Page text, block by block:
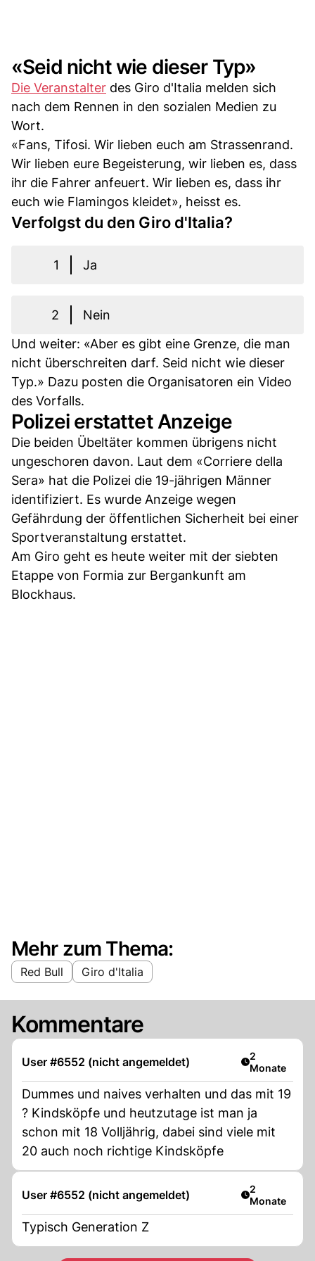
«Seid nicht wie dieser Typ»
Die Veranstalter des Giro d'Italia melden sich
nach dem Rennen in den sozialen Medien zu
Wort.
«Fans, Tifosi. Wir lieben euch am Strassenrand.
Wir lieben eure Begeisterung, wir lieben es, dass
ihr die Fahrer anfeuert. Wir lieben es, dass ihr
euch wie Flamingos kleidet», heisst es.
Verfolgst du den Giro d'Italia?
1 Ja
2
Nein
Und weiter: «Aber es gibt eine Grenze, die man
nicht überschreiten darf. Seid nicht wie dieser
Typ.» Dazu posten die Organisatoren ein Video
des Vorfalls.
Polizei erstattet Anzeige
Die beiden Übeltäter kommen übrigens nicht
ungeschoren davon. Laut dem «Corriere della
Sera» hat die Polizei die 19-jährigen Männer
identifiziert. Es wurde Anzeige wegen
Gefährdung der öffentlichen Sicherheit bei einer
Sportveranstaltung erstattet.
Am Giro geht es heute weiter mit der siebten
Etappe von Formia zur Bergankunft am
Blockhaus.
Mehr zum Thema:
Red Bull Giro d'Italia
Kommentare
User #6552 (nicht angemeldet) Artikel
2
Monate
Dummes und naives verhalten und das mit 19
? Kindsköpfe und heutzutage ist man ja
schon mit 18 Volljährig, dabei sind viele mit
20 auch noch richtige Kindsköpfe
User #6552 (nicht angemeldet) Artikel
2
Monate
Typisch Generation Z